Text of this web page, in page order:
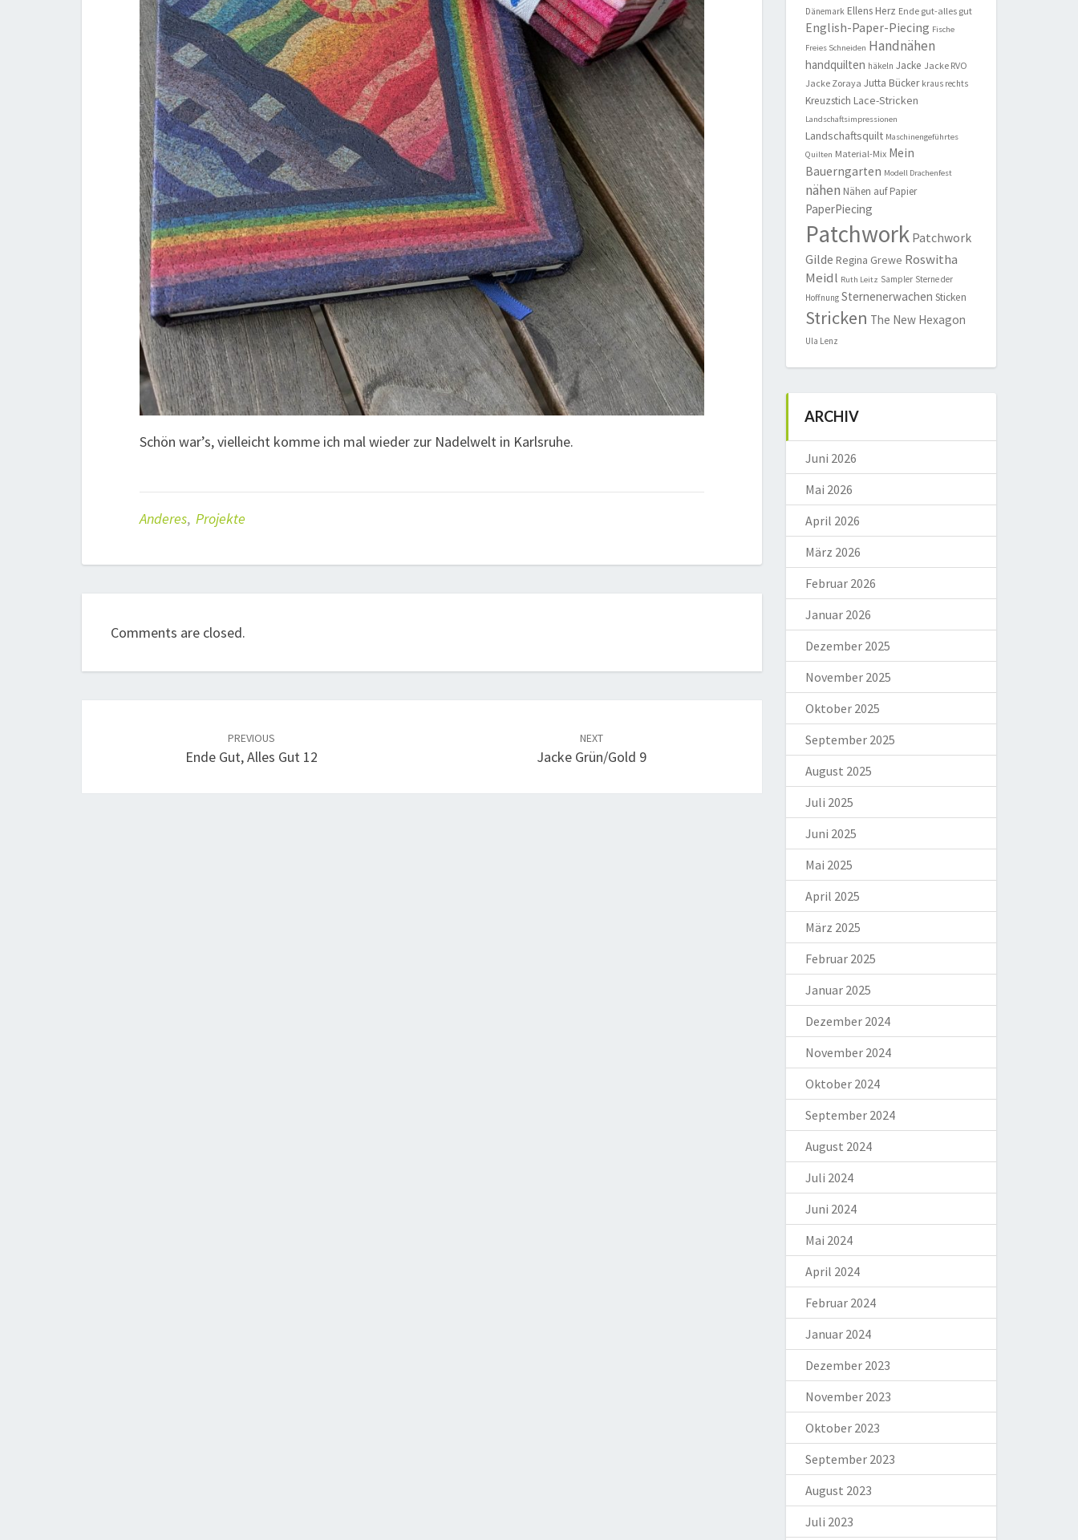
Schön war’s, vielleicht komme ich mal wieder zur Nadelwelt in Karlsruhe.
Anderes, Projekte
Comments are closed.
PREVIOUS
Ende Gut, Alles Gut 12
NEXT
Jacke Grün/Gold 9
Dänemark Ellens Herz Ende gut-alles gut
English-Paper-Piecing Fische
Freies Schneiden Handnähen
handquilten häkeln Jacke Jacke RVO
Jacke Zoraya Jutta Bücker kraus rechts
Kreuzstich Lace-Stricken
Landschaftsimpressionen
Landschaftsquilt Maschinengeführtes
Quilten Material-Mix Mein
Bauerngarten Modell Drachenfest
nähen Nähen auf Papier
PaperPiecing
Patchwork Patchwork
Gilde Regina Grewe Roswitha
Meidl Ruth Leitz Sampler Sterne der
Hoffnung Sternenerwachen Sticken
Stricken The New Hexagon
Ula Lenz
ARCHIV
Juni 2026
Mai 2026
April 2026
März 2026
Februar 2026
Januar 2026
Dezember 2025
November 2025
Oktober 2025
September 2025
August 2025
Juli 2025
Juni 2025
Mai 2025
April 2025
März 2025
Februar 2025
Januar 2025
Dezember 2024
November 2024
Oktober 2024
September 2024
August 2024
Juli 2024
Juni 2024
Mai 2024
April 2024
Februar 2024
Januar 2024
Dezember 2023
November 2023
Oktober 2023
September 2023
August 2023
Juli 2023